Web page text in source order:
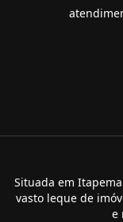
Situada em
vasto leque de
e